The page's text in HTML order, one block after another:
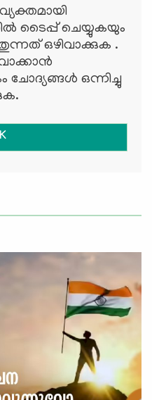
ടൈപ്പ് ചെയ്യുകയും
ഒഴിവാക്കുക .
ചോദ്യങ്ങള്‍ ഒന്നിച്ചു